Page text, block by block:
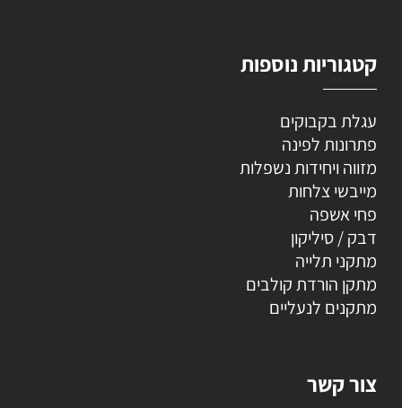
קטגוריות נוספות
עגלת בקבוקים
פתרונות לפינה
מזווה ויחידות נשפלות
מייבשי צלחות
פחי אשפה
דבק / סיליקון
מתקני תלייה
מתקן הורדת קולבים
מתקנים לנעליים
צור קשר